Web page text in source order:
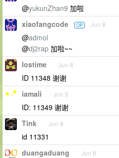
@yukunZhan9 加啦
xiaofangcode OP Jun 8
@admol
@dj2rap 加啦~~
lostime Jun 8
ID 11348 谢谢
iamali Jun 8
ID: 11349 谢谢
Tink Jun 8
id 11331
duangaduang Jun 8